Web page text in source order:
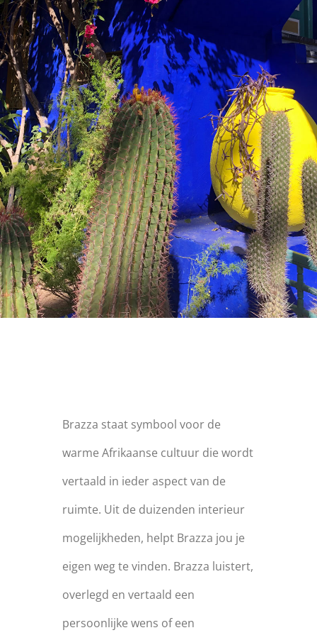
Brazza staat symbool voor de
warme Afrikaanse cultuur die wordt
vertaald in ieder aspect van de
ruimte. Uit de duizenden interieur
mogelijkheden, helpt Brazza jou je
eigen weg te vinden. Brazza luistert,
overlegd en vertaald een
persoonlijke wens of een